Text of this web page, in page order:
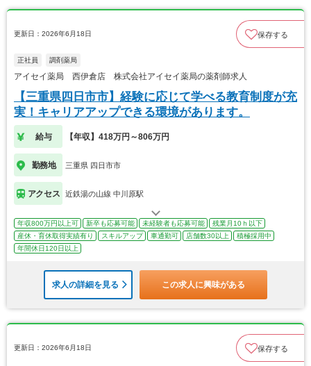
更新日：2026年6月18日 保存する
正社員 調剤薬局
アイセイ薬局 西伊倉店 株式会社アイセイ薬局の薬剤師求人
【三重県四日市市】経験に応じて学べる教育制度が充
実！キャリアアップできる環境があります。
給与 【年収】418万円～806万円
勤務地 三重県 四日市市
アクセス 近鉄湯の山線 中川原駅
年収800万円以上可 新卒も応募可能 未経験者も応募可能
残業月10ｈ以下
産休・育休取得実績有り
スキルアップ 車通勤可 店舗数30以上
積極採用中
年間休日120日以上
求人の詳細を見る この求人に興味がある
更新日：2026年6月18日 保存する